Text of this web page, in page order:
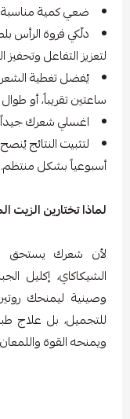
ضعي كمية مناسبة
لتعزيز التفاعل وتحفيز
يُفضل تغطية
ساعتين تقريباً، أو
اغسلي شعرك
لتثبيت النتائج
أسبوعياً بشكل منتظم.
لماذا تختارين الزيت
لأن شعرك يستحق
الشيكاكاي، إكليل
وصينية ليمنحك
للتجميل، بل علاج
ويمنحه القوة